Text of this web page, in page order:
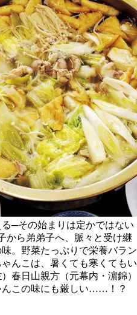
─その始まりは定かではない
から弟弟子へ、脈々と受け継
。野菜たっぷりで栄養バラン
んこは、暑くても寒くてもい
春日山親方（元幕内・濵錦）
んこの味にも厳しい……！？